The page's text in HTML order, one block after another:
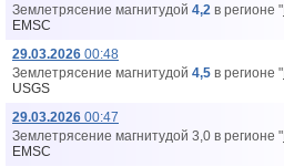
Землетрясение магнитудой 4,2 в регионе "
EMSC
29.03.2026 00:48
Землетрясение магнитудой 4,5 в регионе "
USGS
29.03.2026 00:47
Землетрясение магнитудой 3,0 в регионе "
EMSC